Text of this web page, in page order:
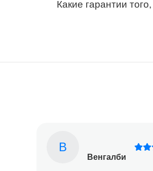
Какие гарантии
В
Венгалби